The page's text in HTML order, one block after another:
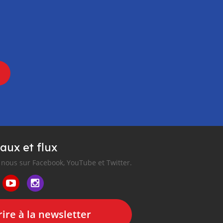
et flux
sur Facebook, YouTube et Twitter.
à la newsletter